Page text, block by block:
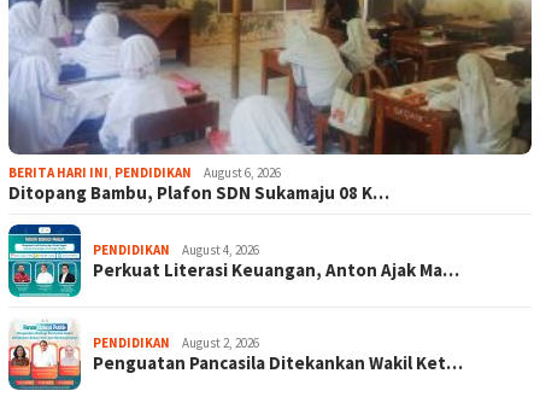
BERITA HARI INI, PENDIDIKAN August 6, 2026
Ditopang Bambu, Plafon SDN Sukamaju 08 K…
PENDIDIKAN August 4, 2026
Perkuat Literasi Keuangan, Anton Ajak Ma…
PENDIDIKAN August 2, 2026
Penguatan Pancasila Ditekankan Wakil Ket…